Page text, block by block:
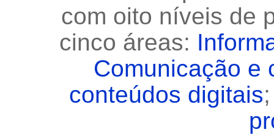
com oito níveis de
cinco áreas:
Comunicação e
conteúdos digitais